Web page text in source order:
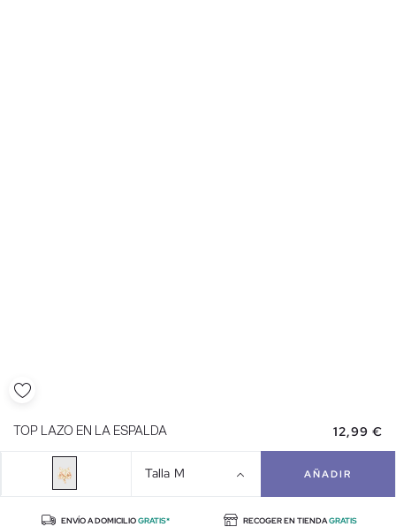
TOP LAZO EN LA ESPALDA 12,99 €
Talla M AÑADIR
ENVÍO A DOMICILIOGRATIS* RECOGER EN TIENDAGRATIS